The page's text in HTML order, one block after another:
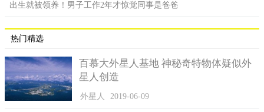
出生就被领养！男子工作2年才惊觉同事是爸爸
热门精选
百慕大外星人基地 神秘奇特物体疑似外
星人创造
外星人 2019-06-09